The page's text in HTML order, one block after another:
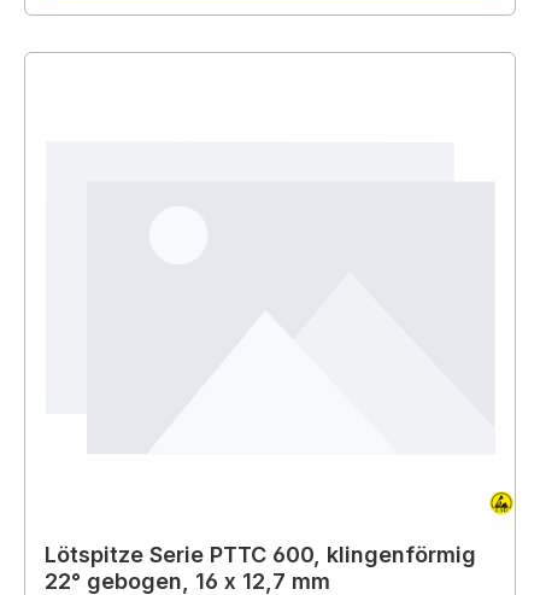
Lötspitze Serie PTTC 600, klingenförmig
22° gebogen, 16 x 12,7 mm